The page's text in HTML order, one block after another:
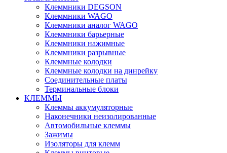
Клеммники DEGSON
Клеммники WAGO
Клеммники аналог WAGO
Клеммники барьерные
Клеммники нажимные
Клеммники разрывные
Клеммные колодки
Клеммные колодки на динрейку
Соединительные платы
Терминальные блоки
КЛЕММЫ
Клеммы аккумуляторные
Наконечники неизолированные
Автомобильные клеммы
Зажимы
Изоляторы для клемм